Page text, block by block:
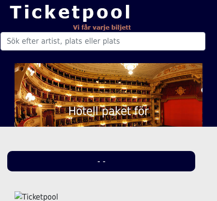
Hotell paket för
- -